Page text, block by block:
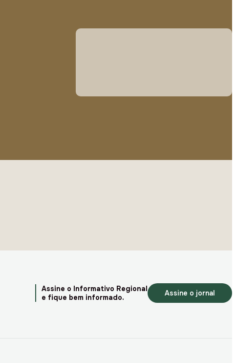
Assine o Informativo Regional
e fique bem informado.
Assine o jornal